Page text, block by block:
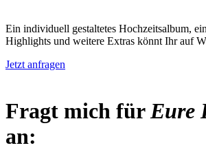
Ein individuell gestaltetes Hochzeitsalbum,
Highlights und weitere Extras könnt Ihr auf
Jetzt anfragen
Fragt mich fürEure
an: